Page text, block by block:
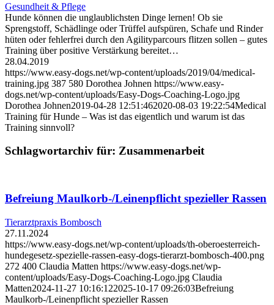
Gesundheit & Pflege
Hunde können die unglaublichsten Dinge lernen! Ob sie
Sprengstoff, Schädlinge oder Trüffel aufspüren, Schafe und Rinder
hüten oder fehlerfrei durch den Agilityparcours flitzen sollen – gutes
Training über positive Verstärkung bereitet…
28.04.2019
https://www.easy-dogs.net/wp-content/uploads/2019/04/medical-
training.jpg 387 580 Dorothea Johnen https://www.easy-
dogs.net/wp-content/uploads/Easy-Dogs-Coaching-Logo.jpg
Dorothea Johnen2019-04-28 12:51:462020-08-03 19:22:54Medical
Training für Hunde – Was ist das eigentlich und warum ist das
Training sinnvoll?
Schlagwortarchiv für: Zusammenarbeit
Befreiung Maulkorb-/Leinenpflicht spezieller Rassen
Tierarztpraxis Bombosch
27.11.2024
https://www.easy-dogs.net/wp-content/uploads/th-oberoesterreich-
hundegesetz-spezielle-rassen-easy-dogs-tierarzt-bombosch-400.png
272 400 Claudia Matten https://www.easy-dogs.net/wp-
content/uploads/Easy-Dogs-Coaching-Logo.jpg Claudia
Matten2024-11-27 10:16:122025-10-17 09:26:03Befreiung
Maulkorb-/Leinenpflicht spezieller Rassen